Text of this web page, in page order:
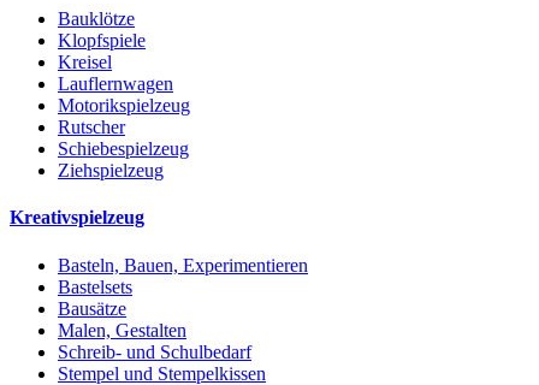
Bauklötze
Klopfspiele
Kreisel
Lauflernwagen
Motorikspielzeug
Rutscher
Schiebespielzeug
Ziehspielzeug
Kreativspielzeug
Basteln, Bauen, Experimentieren
Bastelsets
Bausätze
Malen, Gestalten
Schreib- und Schulbedarf
Stempel und Stempelkissen